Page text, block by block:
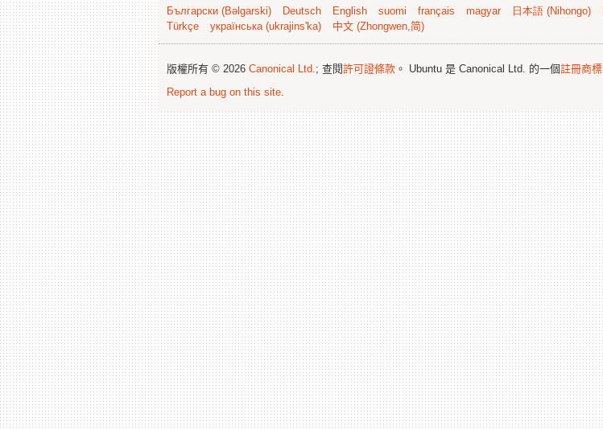
Български (Bəlgarski)
Deutsch English suomi français magyar 日本語 (Nihongo)
Türkçe
українська (ukrajins'ka) 中文 (Zhongwen,简)
版權所有 © 2026 Canonical Ltd.; 查閱許可證條款 。 Ubuntu 是 Canonical Ltd. 的一個註冊商標
Report a bug on this site.